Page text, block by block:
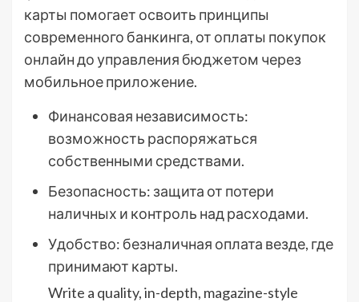
карты помогает освоить принципы
современного банкинга, от оплаты покупок
онлайн до управления бюджетом через
мобильное приложение.
Финансовая независимость:
возможность распоряжаться
собственными средствами.
Безопасность: защита от потери
наличных и контроль над расходами.
Удобство: безналичная оплата везде, где
принимают карты.
Write a quality, in-depth, magazine-style